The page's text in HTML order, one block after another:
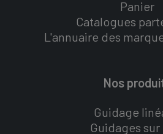
Panier
Catalogues
L'annuaire des
Nos
Guidage
Guidages sur